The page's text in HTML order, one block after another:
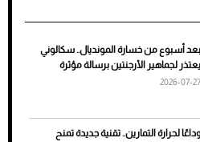
عند الوقوف.. أشهر
بعد أسبوع من خسارة المونديال.. سكالوني
يعتذر لجماهير الأرجنتين برسالة مؤثرة
2026-07-27
وداعًا لحرارة التمارين.. تقنية جديدة تمنح